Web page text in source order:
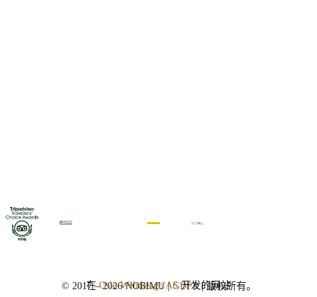
© 2017 – 2026 NOBIMU |GDPR| 版权所有。
在Oslo Webdesign AS开发的网站